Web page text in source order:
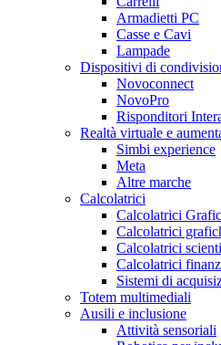
Armadietti PC
Casse e Cavi
Lampade
Dispositivi di
Novoconnect
NovoPro
Risponditori
Realtà virtuale e
Simbi experience
Meta
Altre marche
Calcolatrici
Calcolatrici
Calcolatrici
Calcolatrici
Calcolatrici
Sistemi di
Totem multimediali
Ausili e inclusione
Attività sensoriali